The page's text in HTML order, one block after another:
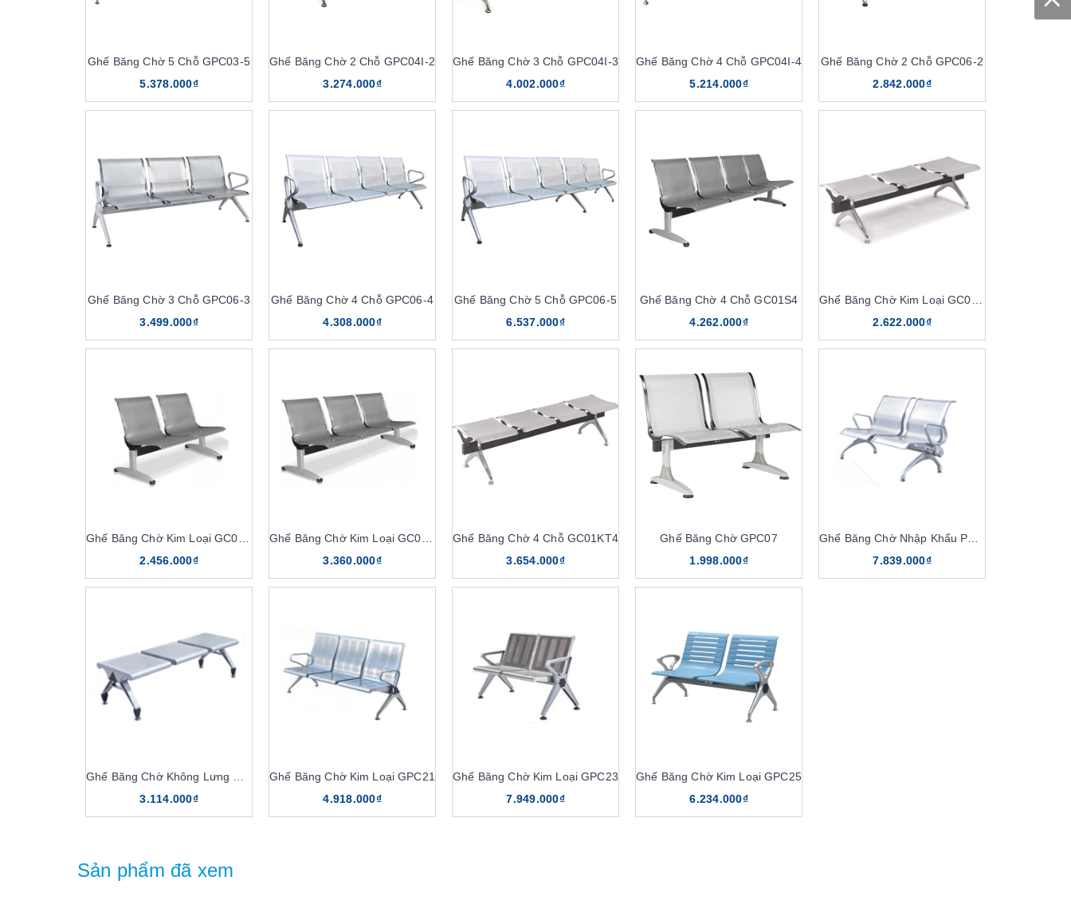
Ghế Băng Chờ 5 Chỗ GPC03-5
5.378.000₫
Ghế Băng Chờ 2 Chỗ GPC04I-2
3.274.000₫
Ghế Băng Chờ 3 Chỗ GPC04I-3
4.002.000₫
Ghế Băng Chờ 4 Chỗ GPC04I-4
5.214.000₫
Ghế Băng Chờ 2 Chỗ GPC06-2
2.842.000₫
Ghế Băng Chờ 3 Chỗ GPC06-3
3.499.000₫
Ghế Băng Chờ 4 Chỗ GPC06-4
4.308.000₫
Ghế Băng Chờ 5 Chỗ GPC06-5
6.537.000₫
Ghế Băng Chờ 4 Chỗ GC01S4
4.262.000₫
2.622.000₫
2.456.000₫
3.360.000₫
Ghế Băng Chờ 4 Chỗ GC01KT4
3.654.000₫
Ghế Băng Chờ GPC07
1.998.000₫
7.839.000₫
3.114.000₫
Ghế Băng Chờ Kim Loại GPC21
4.918.000₫
Ghế Băng Chờ Kim Loại GPC23
7.949.000₫
Ghế Băng Chờ Kim Loại GPC25
6.234.000₫
Sản phẩm đã xem